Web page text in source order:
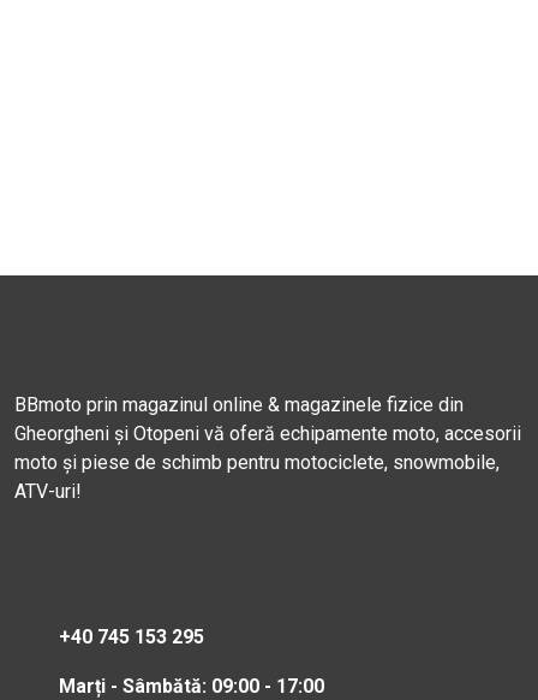
BBmoto prin magazinul online & magazinele fizice din
Gheorgheni și Otopeni vă oferă echipamente moto, accesorii
moto și piese de schimb pentru motociclete, snowmobile,
ATV-uri!
+40 745 153 295
Marți - Sâmbătă: 09:00 - 17:00